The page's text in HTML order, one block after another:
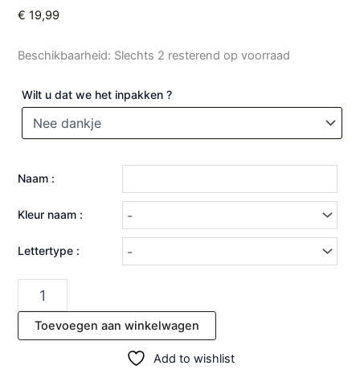
€ 19,99
Beschikbaarheid: Slechts 2 resterend op voorraad
Wilt u dat we het inpakken ?
Naam :
Kleur naam :
Lettertype :
Toevoegen aan winkelwagen
Add to wishlist